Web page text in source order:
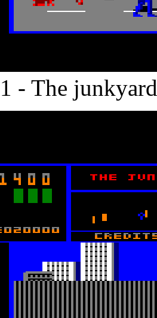
- The junkyard